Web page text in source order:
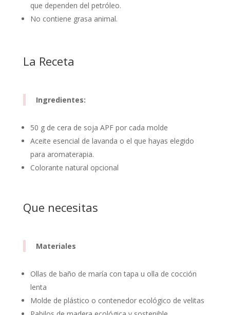
que dependen del petróleo.
No contiene grasa animal.
La Receta
Ingredientes:
50 g de cera de soja APF por cada molde
Aceite esencial de lavanda o el que hayas elegido
para aromaterapia.
Colorante natural opcional
Que necesitas
Materiales
Ollas de baño de maría con tapa u olla de cocción
lenta
Molde de plástico o contenedor ecológico de velitas